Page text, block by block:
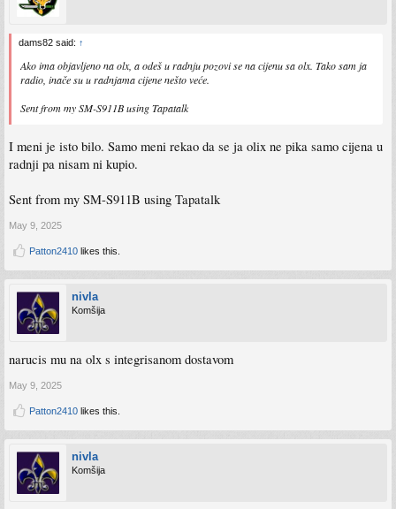
dams82 said: ↑
Ako ima objavljeno na olx, a odeš u radnju pozovi se na cijenu sa olx. Tako sam ja
radio, inače su u radnjama cijene nešto veće.
Sent from my SM-S911B using Tapatalk
I meni je isto bilo. Samo meni rekao da se ja olix ne pika samo cijena u
radnji pa nisam ni kupio.
Sent from my SM-S911B using Tapatalk
May 9, 2025
Patton2410 likes this.
nivla
Komšija
narucis mu na olx s integrisanom dostavom
May 9, 2025
Patton2410 likes this.
nivla
Komšija